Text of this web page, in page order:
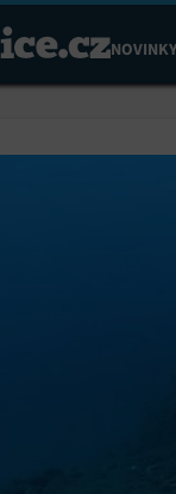
NOVINKY